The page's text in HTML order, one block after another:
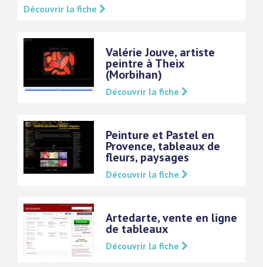
Découvrir la fiche
Valérie Jouve, artiste
peintre à Theix
(Morbihan)
Découvrir la fiche
Peinture et Pastel en
Provence, tableaux de
fleurs, paysages
Découvrir la fiche
Artedarte, vente en ligne
de tableaux
Découvrir la fiche